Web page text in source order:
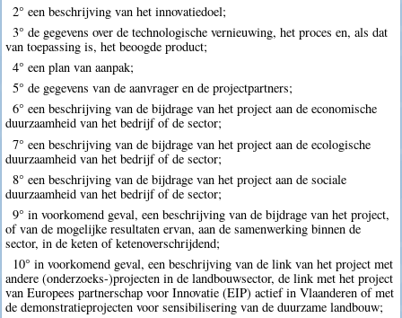
2° een beschrijving van het innovatiedoel;
3° de gegevens over de technologische vernieuwing, het proces en, als dat
van toepassing is, het beoogde product;
4° een plan van aanpak;
5° de gegevens van de aanvrager en de projectpartners;
6° een beschrijving van de bijdrage van het project aan de economische
duurzaamheid van het bedrijf of de sector;
7° een beschrijving van de bijdrage van het project aan de ecologische
duurzaamheid van het bedrijf of de sector;
8° een beschrijving van de bijdrage van het project aan de sociale
duurzaamheid van het bedrijf of de sector;
9° in voorkomend geval, een beschrijving van de bijdrage van het project,
of van de mogelijke resultaten ervan, aan de samenwerking binnen de
sector, in de keten of ketenoverschrijdend;
10° in voorkomend geval, een beschrijving van de link van het project met
andere (onderzoeks-)projecten in de landbouwsector, de link met het project
van Europees partnerschap voor Innovatie (EIP) actief in Vlaanderen of met
de demonstratieprojecten voor sensibilisering van de duurzame landbouw;